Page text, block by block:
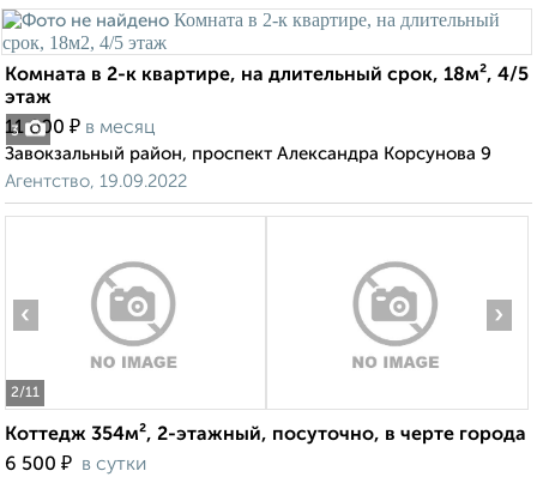
3
Комната в 2-к квартире, на длительный срок, 18м², 4/5
этаж
11 000 ₽ в месяц
Завокзальный район, проспект Александра Корсунова 9
Агентство, 19.09.2022
2/11
‹ ›
Коттедж 354м², 2-этажный, посуточно, в черте города
6 500 ₽ в сутки